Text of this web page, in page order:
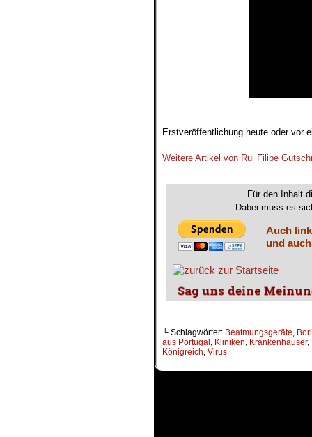
Erstveröffentlichung heute oder vor
Weitere Artikel von Rui Filipe
Für den Inhalt
Dabei muss es
Auch
und
└ Schlagwörter: Beatmungsgeräte,
aus Portugal , Kliniken, Krankenhäuser,
Königreich, Virus